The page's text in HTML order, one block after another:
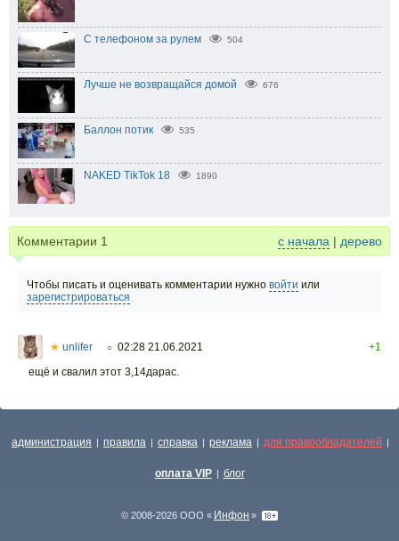
С телефоном за рулем 504
Лучше не возвращайся домой 676
Баллон потик 535
NAKED TikTok 18 1890
Комментарии 1 с начала | дерево
Чтобы писать и оценивать комментарии нужно войти или
зарегистрироваться
★ unlifer ○ 02:28 21.06.2021
+1
ещё и свалил этот 3,14дарас.
администрация | правила | справка | реклама | для правообладателей |
оплата VIP | блог
© 2008-2026 ООО « Инфон »